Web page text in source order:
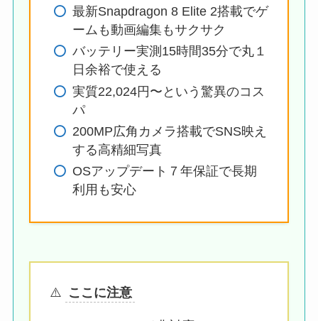
最新Snapdragon 8 Elite 2搭載でゲ
ームも動画編集もサクサク
バッテリー実測15時間35分で丸１
日余裕で使える
実質22,024円〜という驚異のコス
パ
200MP広角カメラ搭載でSNS映え
する高精細写真
OSアップデート７年保証で長期
利用も安心
⚠️ ここに注意